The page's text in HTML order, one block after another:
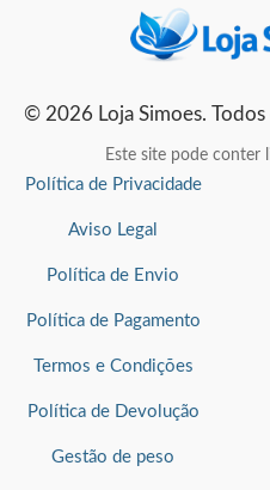
© 2026 Loja Simoes.
Este site pode conter
Política de Privacidade
Aviso Legal
Política de Envio
Política de Pagamento
Termos e Condições
Política de Devolução
Gestão de peso